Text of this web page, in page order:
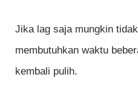
Jika lag saja mungkin
membutuhkan waktu
kembali pulih.